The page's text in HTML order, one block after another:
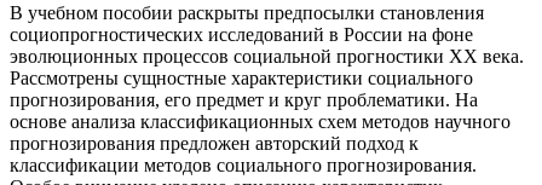
В учебном пособии раскрыты предпосылки становления
социопрогностических исследований в России на фоне
эволюционных процессов социальной прогностики XX века.
Рассмотрены сущностные характеристики социального
прогнозирования, его предмет и круг проблематики. На
основе анализа классификационных схем методов научного
прогнозирования предложен авторский подход к
классификации методов социального прогнозирования.